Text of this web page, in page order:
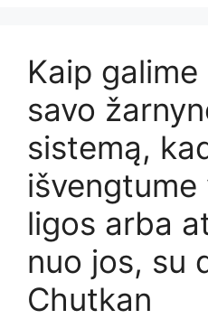
Kaip
savo
sistemą,
išvengtume
ligos arba
nuo jos, su
Chutkan